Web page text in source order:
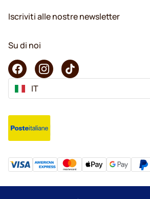
Iscriviti alle nostre newsletter
Su di noi
IT